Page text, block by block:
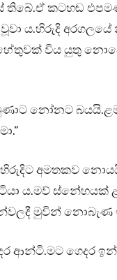
තිබේ.ඒ කටහඬ
ය.හිරුදි
විය යුතු
වුණාට නෝනට
හිරුදිට අමතකව
ය.මව්
මුවින් නොබැණ
ආන්ටි.මට ගෙදර